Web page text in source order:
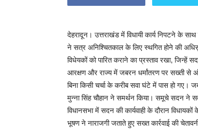
देहरादून। उत्तराखंड में विधायी कार्य निपटने के
ने सत्र अनिश्चितकाल के लिए स्थगित होने की
विधेयकों को पारित कराने का प्रस्ताव रखा, जिन्हें
आरक्षण और राज्य में जबरन धर्मांतरण पर सख्ती
बिना किसी चर्चा के करीब सवा घंटे में पास हो गए।
मुन्ना सिंह चौहान ने समर्थन किया। समूचे सदन ने
विधानसभा में सदन की कार्यवाही के दौरान
भूषण ने नाराजगी जताते हुए सख्त कार्रवाई की